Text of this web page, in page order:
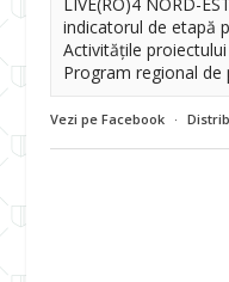
indicatorul de etapă
Activitățile proiectului
Program regional de
Vezi pe Facebook ·